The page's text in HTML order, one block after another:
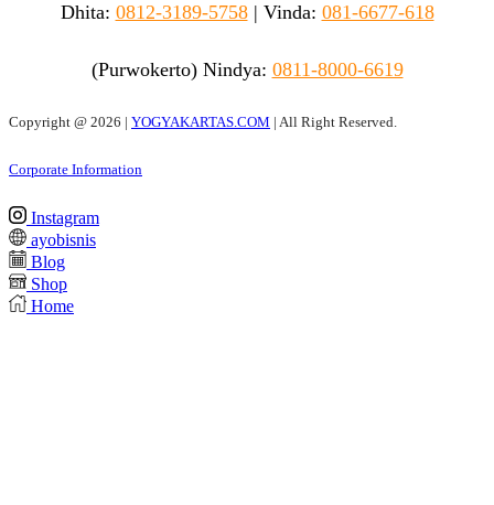
Dhita: 0812-3189-5758| Vinda: 081-6677-618
(Purwokerto) Nindya: 0811-8000-6619
Copyright @ 2026 | YOGYAKARTAS.COM | All Right Reserved.
Corporate Information
Instagram
ayobisnis
Blog
Shop
Home